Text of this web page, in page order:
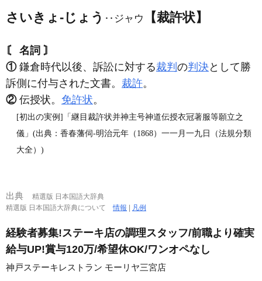
さいきょ‐じょう ‥ジャウ 【裁許状】
〘 名詞 〙
①鎌倉時代以後、訴訟に対する裁判 の判決として勝
訴側に付与された文書。 裁許。
②伝授状。 免許状。
[初出の実例]「継目裁許状并神主号神道伝授衣冠著服等願立之
儀」(出典：香春藩伺‐明治元年（1868）一一月一九日（法規分類
大全）)
出典
精選版 日本国語大辞典
精選版 日本国語大辞典について情報 | 凡例
経験者募集!ステーキ店の調理スタッフ/前職より確実
給与UP!賞与120万/希望休OK/ワンオペなし
神戸ステーキレストラン モーリヤ三宮店